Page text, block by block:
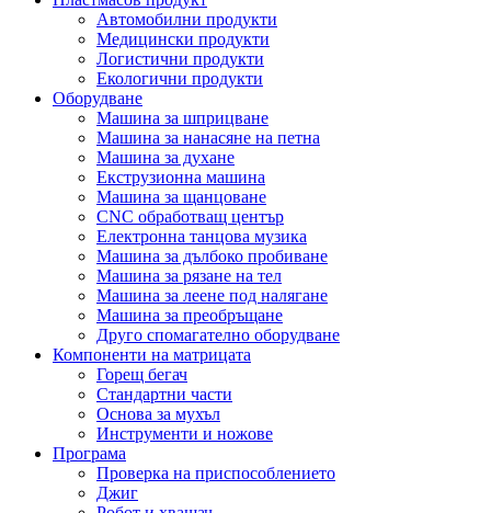
Автомобилни продукти
Медицински продукти
Логистични продукти
Екологични продукти
Оборудване
Машина за шприцване
Машина за нанасяне на петна
Машина за духане
Екструзионна машина
Машина за щанцоване
CNC обработващ център
Електронна танцова музика
Машина за дълбоко пробиване
Машина за рязане на тел
Машина за леене под налягане
Машина за преобръщане
Друго спомагателно оборудване
Компоненти на матрицата
Горещ бегач
Стандартни части
Основа за мухъл
Инструменти и ножове
Програма
Проверка на приспособлението
Джиг